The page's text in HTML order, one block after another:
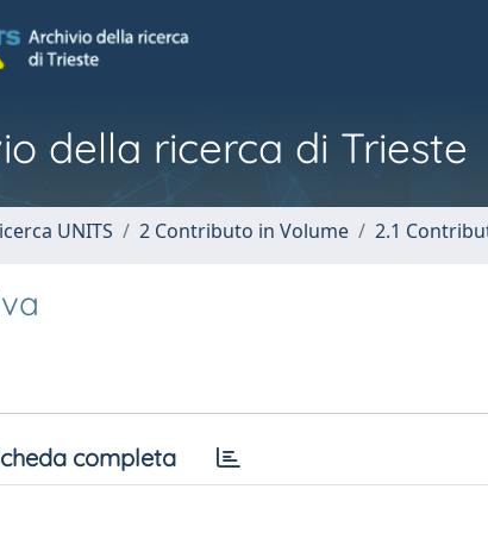
della ricerca di Trieste
UNITS 2 Contributo in Volume 2.1
completa